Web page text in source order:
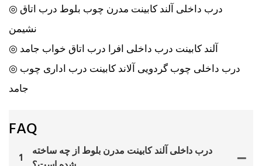
◎ درب داخلی آلند کابینت مدرن چوب بلوط درب اتاق
◎ آلند کابینت درب داخلی افرا درب اتاق خواب جامد
◎ درب داخلی چوب گردویی آلاند کابینت درب اداری چوب
جامد
FAQ
1
درب داخلی آلند کابینت مدرن بلوط از چه ساخته